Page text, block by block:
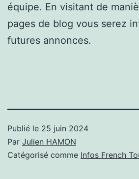
équipe. En visitant de
pages de blog vous serez
futures annonces.
Publié le 25 juin 2024
Par Julien HAMON
Catégorisé comme Infos French